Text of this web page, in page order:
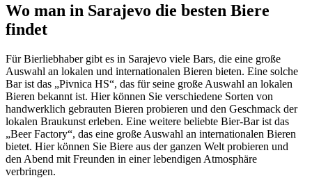
Wo man in Sarajevo die besten Biere
findet
Für Bierliebhaber gibt es in Sarajevo viele Bars, die eine große
Auswahl an lokalen und internationalen Bieren bieten. Eine solche
Bar ist das „Pivnica HS“, das für seine große Auswahl an lokalen
Bieren bekannt ist. Hier können Sie verschiedene Sorten von
handwerklich gebrauten Bieren probieren und den Geschmack der
lokalen Braukunst erleben. Eine weitere beliebte Bier-Bar ist das
„Beer Factory“, das eine große Auswahl an internationalen Bieren
bietet. Hier können Sie Biere aus der ganzen Welt probieren und
den Abend mit Freunden in einer lebendigen Atmosphäre
verbringen.